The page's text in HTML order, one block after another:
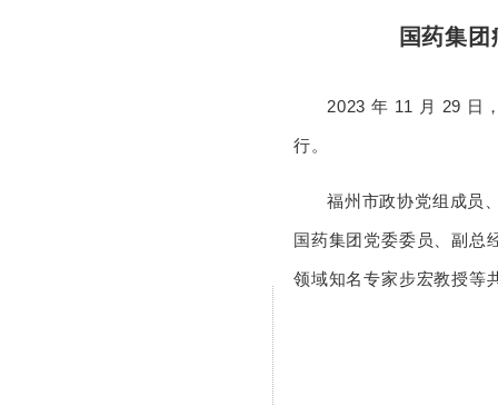
国药集
2023 年 11 月 29 日
行。
福州市政协党组成员
国药集团党委委员、副总
领域知名专家步宏教授等